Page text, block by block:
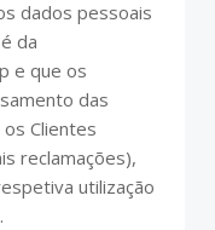
dados pessoais
da
e que os
das
Clientes
reclamações),
utilização